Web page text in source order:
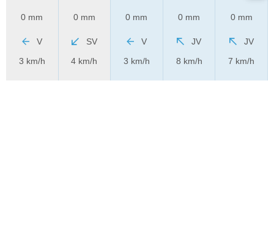
0 mm
V
3 km/h
0 mm
SV
4 km/h
0 mm
V
3 km/h
0 mm
JV
8 km/h
0 mm
JV
7 km/h